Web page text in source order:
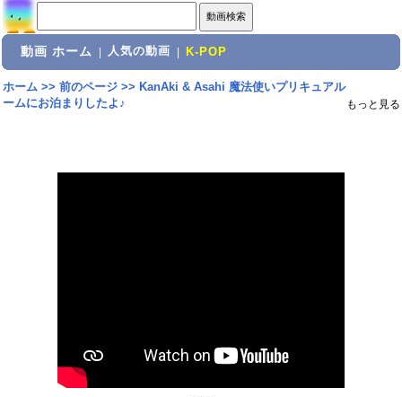
動画 ホーム 人気の動画 K-POP
ホーム>> 前のページ>> KanAki & Asahi 魔法使いプリキュアル
ームにお泊まりしたよ♪
もっと見る